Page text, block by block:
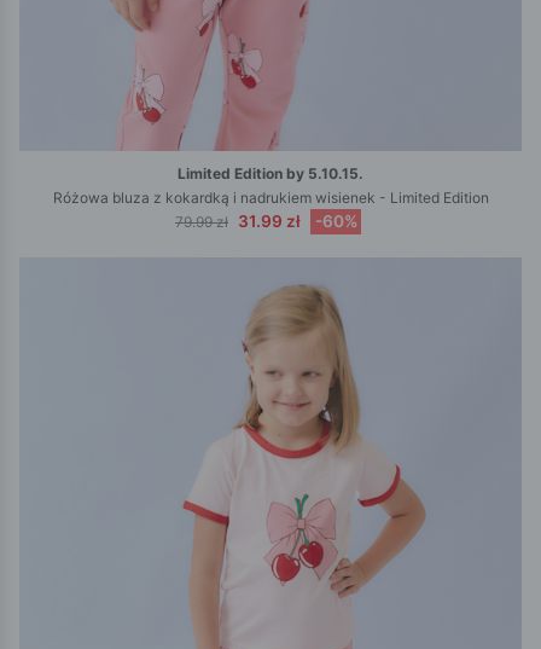
Limited Edition by 5.10.15.
Różowa bluza z kokardką i nadrukiem wisienek - Limited Edition
79.99 zł 31.99 zł -60%